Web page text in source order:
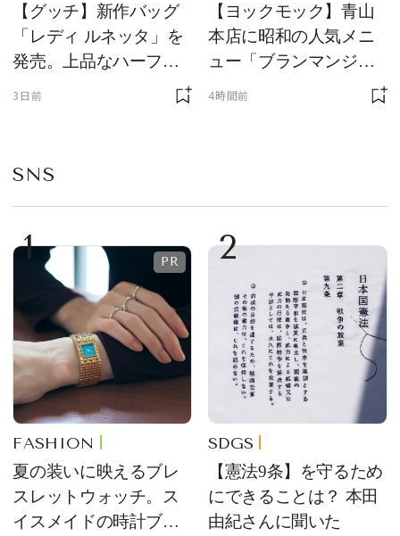
【グッチ】新作バッグ
「レディ ルネッタ」を
発売。上品なハーフム
ーン型がスタイリング
3日前
【ヨックモック】青山
本店に昭和の人気メニ
ュー「ブランマンジ
ェ」「ダックワーズ」
4時間前
SNS
1
FASHION
夏の装いに映えるブレ
スレットウォッチ。ス
イスメイドの時計ブラ
2
SDGS
【憲法9条】を守るため
にできることは？ 本田
由紀さんに聞いた